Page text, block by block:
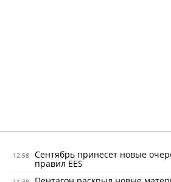
12:58 Сентябрь принесет новые
правил EES